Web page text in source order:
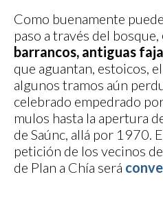
Como buenamente
paso a través del bosque,
barrancos, antiguas
que aguantan, estoicos,
algunos tramos aún
celebrado empedrado
mulos hasta la apertura
de Saúnc, allá por 1970.
petición de los vecinos
de Plan a Chía será